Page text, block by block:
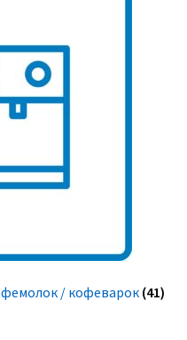
/ кофеварок (41)